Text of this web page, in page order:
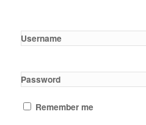
Username
Password
Remember me